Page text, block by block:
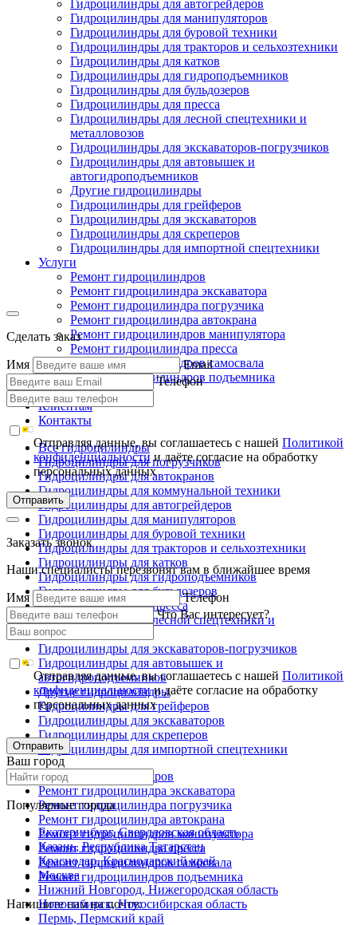
Гидроцилиндры для автогрейдеров
Гидроцилиндры для манипуляторов
Гидроцилиндры для буровой техники
Гидроцилиндры для тракторов и сельхозтехники
Гидроцилиндры для катков
Гидроцилиндры для гидроподъемников
Гидроцилиндры для бульдозеров
Гидроцилиндры для пресса
Гидроцилиндры для лесной спецтехники и
металловозов
Гидроцилиндры для экскаваторов-погрузчиков
Гидроцилиндры для автовышек и
автогидроподъемников
Другие гидроцилиндры
Гидроцилиндры для грейферов
Гидроцилиндры для экскаваторов
Гидроцилиндры для скреперов
Гидроцилиндры для импортной спецтехники
Услуги
Ремонт гидроцилиндров
Ремонт гидроцилиндра экскаватора
Ремонт гидроцилиндра погрузчика
Ремонт гидроцилиндра автокрана
Ремонт гидроцилиндров манипулятора
Ремонт гидроцилиндра пресса
Ремонт гидроцилиндров самосвала
Ремонт гидроцилиндров подъемника
Производство
Клиентам
Контакты
Все гидроцилиндры
Гидроцилиндры для погрузчиков
Гидроцилиндры для автокранов
Гидроцилиндры для коммунальной техники
Гидроцилиндры для автогрейдеров
Гидроцилиндры для манипуляторов
Гидроцилиндры для буровой техники
Гидроцилиндры для тракторов и сельхозтехники
Гидроцилиндры для катков
Гидроцилиндры для гидроподъемников
Гидроцилиндры для бульдозеров
Гидроцилиндры для пресса
Гидроцилиндры для лесной спецтехники и
металловозов
Гидроцилиндры для экскаваторов-погрузчиков
Гидроцилиндры для автовышек и
автогидроподъемников
Другие гидроцилиндры
Гидроцилиндры для грейферов
Гидроцилиндры для экскаваторов
Гидроцилиндры для скреперов
Гидроцилиндры для импортной спецтехники
Ремонт гидроцилиндров
Ремонт гидроцилиндра экскаватора
Ремонт гидроцилиндра погрузчика
Ремонт гидроцилиндра автокрана
Ремонт гидроцилиндров манипулятора
Ремонт гидроцилиндра пресса
Ремонт гидроцилиндров самосвала
Ремонт гидроцилиндров подъемника
Напишите нам на почту:
Сделать заказ
Имя
Email
Телефон
Отправляя данные, вы соглашаетесь с нашейПолитикой
конфиденциальностии даёте согласие на обработку
персональных данных
Отправить
Заказать звонок
Наши специалисты перезвонят вам в ближайшее время
Имя
Телефон
Что Вас интересует?
Отправляя данные, вы соглашаетесь с нашейПолитикой
конфиденциальностии даёте согласие на обработку
персональных данных
Отправить
Ваш город
Популярные города
Екатеринбург, Свердловская область
Казань, Республика Татарстан
Краснодар, Краснодарский край
Москва
Нижний Новгород, Нижегородская область
Новосибирск, Новосибирская область
Пермь, Пермский край